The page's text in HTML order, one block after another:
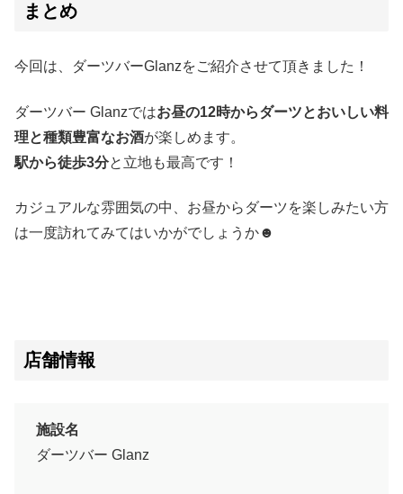
まとめ
今回は、ダーツバーGlanzをご紹介させて頂きました！
ダーツバー Glanzではお昼の12時からダーツとおいしい料
理と種類豊富なお酒が楽しめます。
駅から徒歩3分と立地も最高です！
カジュアルな雰囲気の中、お昼からダーツを楽しみたい方
は一度訪れてみてはいかがでしょうか☻
店舗情報
施設名
ダーツバー Glanz